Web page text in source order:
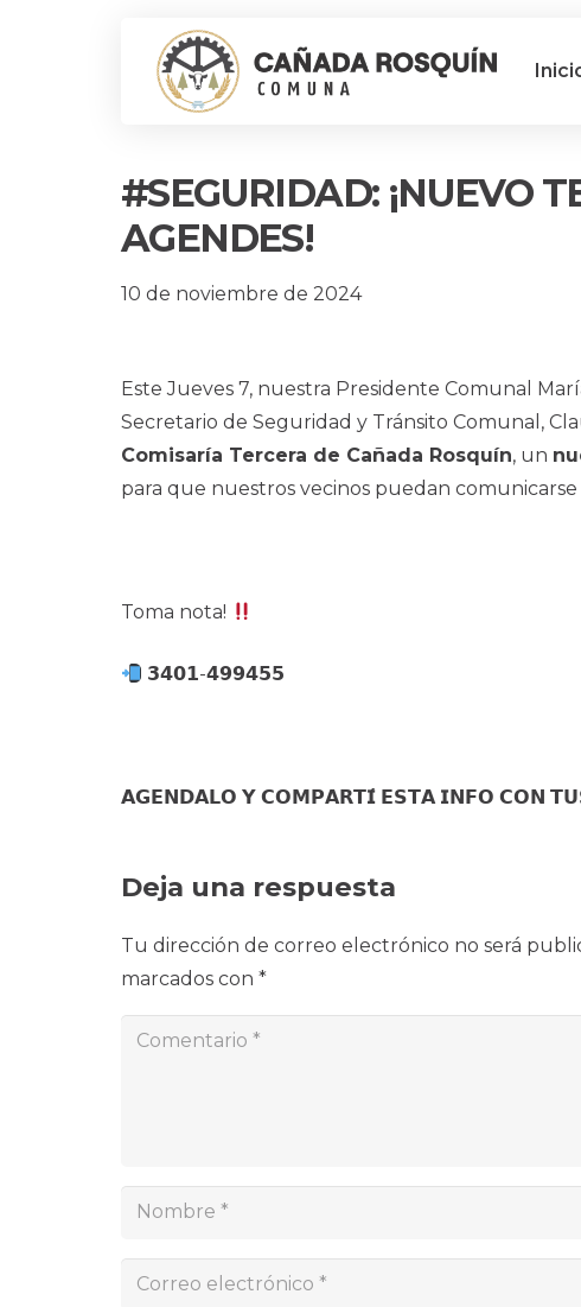
#SEGURIDAD: ¡NUEVO
AGENDES!
10 de noviembre de 2024
Este Jueves 7, nuestra Presidente Comunal
Secretario de Seguridad y Tránsito Comunal,
Comisaría Tercera de Cañada Rosquín, un
para que nuestros vecinos puedan comunicarse
Toma nota!
𝟯𝟰𝟬𝟭-𝟰𝟵𝟵𝟰𝟱𝟱
𝗔𝗚𝗘𝗡𝗗𝗔𝗟𝗢 𝗬 𝗖𝗢𝗠𝗣𝗔𝗥𝗧𝗜́ 𝗘𝗦𝗧𝗔 𝗜𝗡𝗙𝗢 𝗖𝗢𝗡
Deja una respuesta
Tu dirección de correo electrónico no será
marcados con *